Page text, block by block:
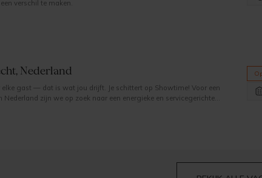
verschil te maken.
Nederland
gast — dat is wat jou drijft. Je schittert op Showtime! Voor een
zijn we op zoek naar een energieke en servicegerichte